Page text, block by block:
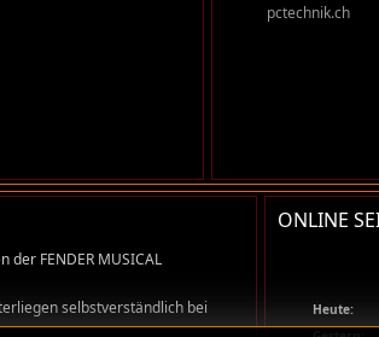
pctechnik.ch
FENDER MUSICAL
selbstverständlich bei
ONLINE
Heute: